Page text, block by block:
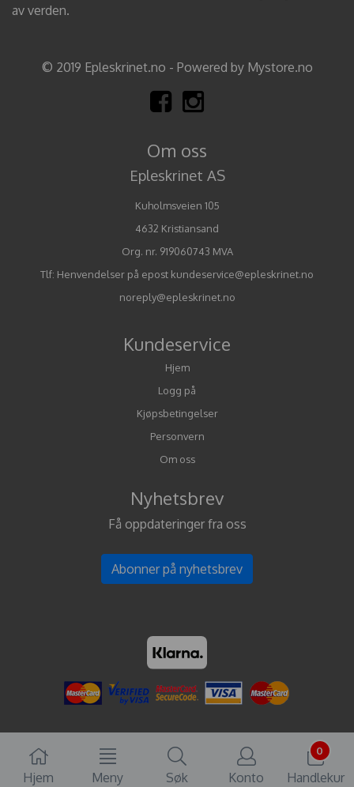
Hjem Meny Søk Konto
0
Handlekur
av verden.
© 2019 Epleskrinet.no - Powered by Mystore.no
Om oss
Epleskrinet AS
Kuholmsveien 105
4632 Kristiansand
Org. nr. 919060743 MVA
Tlf: Henvendelser på epost kundeservice@epleskrinet.no
noreply@epleskrinet.no
Kundeservice
Hjem
Logg på
Kjøpsbetingelser
Personvern
Om oss
Nyhetsbrev
Få oppdateringer fra oss
Abonner på nyhetsbrev